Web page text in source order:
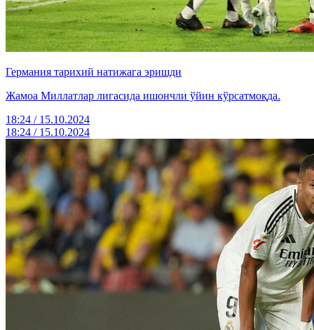
Германия тарихий натижага эришди
Жамоа Миллатлар лигасида ишончли ўйин кўрсатмоқда.
18:24 / 15.10.2024
18:24 / 15.10.2024